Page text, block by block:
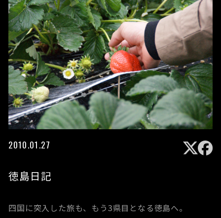
2010.01.27
徳島日記
四国に突入した旅も、もう3県目となる徳島へ。